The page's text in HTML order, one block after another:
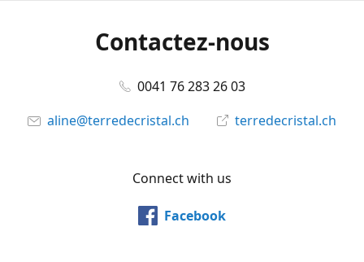
Contactez-nous
0041 76 283 26 03
aline@terredecristal.ch
terredecristal.ch
Connect with us
Facebook